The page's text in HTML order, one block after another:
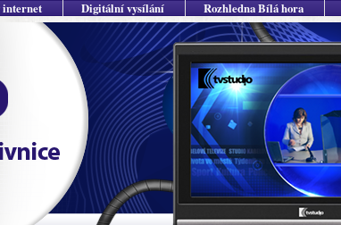
Digitální vysílání Rozhledna Bílá hora